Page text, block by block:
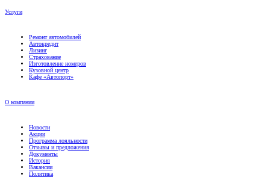
Автокредит
Лизинг
Страхование
Изготовление номеров
Кузовной центр
Кафе «Автопорт»
Акции
Программа лояльности
Отзывы и предложения
Документы
История
Вакансии
Политика
Контакты